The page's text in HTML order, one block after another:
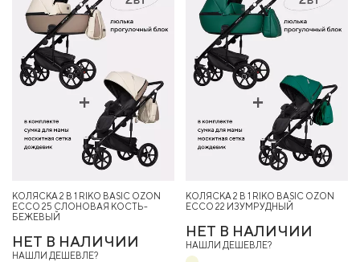
КОЛЯСКА 2 В 1 RIKO BASIC OZON
ECCO 25 СЛОНОВАЯ КОСТЬ-
БЕЖЕВЫЙ
НЕТ В НАЛИЧИИ
НАШЛИ ДЕШЕВЛЕ?
КОЛЯСКА 2 В 1 RIKO BASIC OZON
ECCO 22 ИЗУМРУДНЫЙ
НЕТ В НАЛИЧИИ
НАШЛИ ДЕШЕВЛЕ?